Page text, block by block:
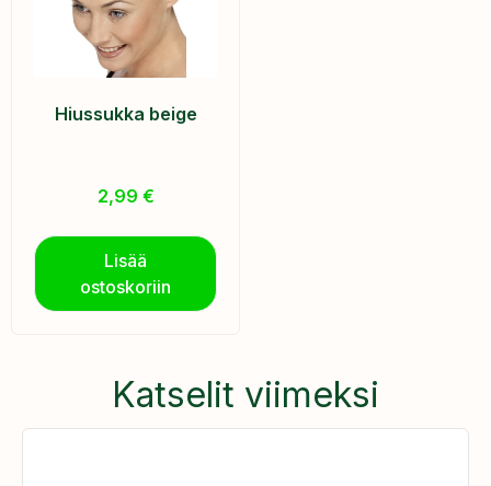
Hiussukka beige
2,99 €
Lisää
ostoskoriin
Katselit viimeksi